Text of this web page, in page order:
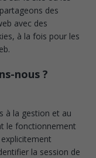
des
avec des
à la fois pour les
nous ?
à la gestion et au
le fonctionnement
la session de